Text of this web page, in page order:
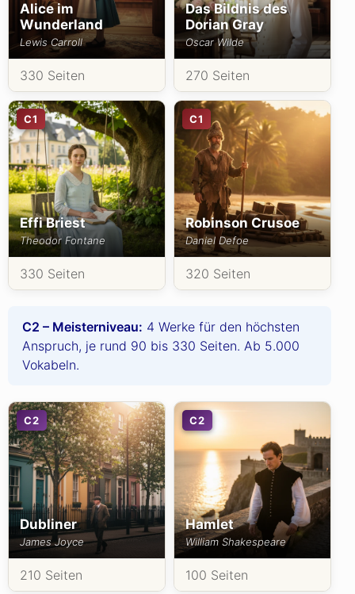
Alice im
Wunderland
Lewis Carroll
330 Seiten
Das Bildnis des
Dorian Gray
Oscar Wilde
270 Seiten
C1
Effi Briest
Theodor Fontane
330 Seiten
C1
Robinson Crusoe
Daniel Defoe
320 Seiten
C2 – Meisterniveau: 4 Werke für den höchsten
Anspruch, je rund 90 bis 330 Seiten. Ab 5.000
Vokabeln.
C2
Dubliner
James Joyce
210 Seiten
C2
Hamlet
William Shakespeare
100 Seiten